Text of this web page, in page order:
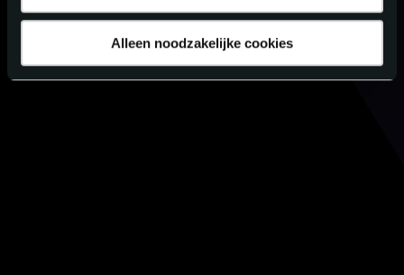
Alleen noodzakelijke cookies